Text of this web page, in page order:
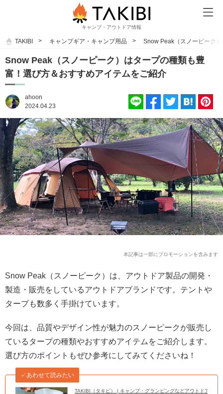
キャンプ・アウトドア情報
TAKIBI キャンプギア・キャンプ用品 Snow Peak（スノーピーク
Snow Peak（スノーピーク）はタープの種類も豊
富！選び方＆おすすめアイテムをご紹介
ahoon
2024.04.23
本記事は一部にプロモーションを含みます
Snow Peak（スノーピーク）は、アウトドア製品の開発・
製造・販売をしているアウトドアブランドです。テントや
タープも数多く手掛けています。
今回は、品質やデザイン性が魅力のスノーピークが販売し
ているタープの種類やおすすめアイテムをご紹介します。
選び方のポイントもぜひ参考にしてみてくださいね！
TAKIBI（タキビ） | キャンプ・グランピングなどアウトドアの総
✓あわせて読みたい